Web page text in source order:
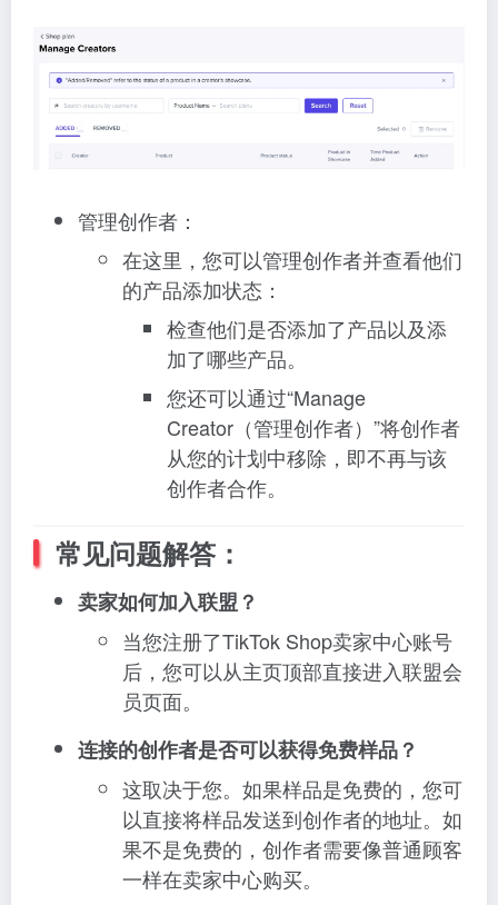
管理创作者：
在这里，您可以管理创作者并查看他们
的产品添加状态：
检查他们是否添加了产品以及添
加了哪些产品。
您还可以通过“Manage
Creator（管理创作者）”将创作者
从您的计划中移除，即不再与该
创作者合作。
常见问题解答：
卖家如何加入联盟？
当您注册了TikTok Shop卖家中心账号
后，您可以从主页顶部直接进入联盟会
员页面。
连接的创作者是否可以获得免费样品？
这取决于您。如果样品是免费的，您可
以直接将样品发送到创作者的地址。如
果不是免费的，创作者需要像普通顾客
一样在卖家中心购买。